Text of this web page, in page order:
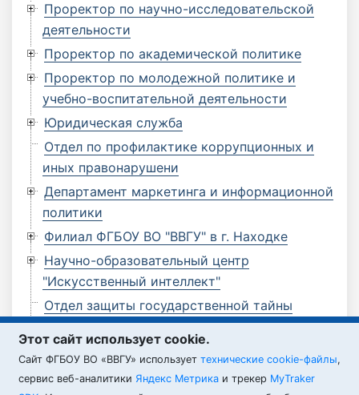
Проректор по научно-исследовательской
деятельности
Проректор по академической политике
Проректор по молодежной политике и
учебно-воспитательной деятельности
Юридическая служба
Отдел по профилактике коррупционных и
иных правонарушени
Департамент маркетинга и информационной
политики
Филиал ФГБОУ ВО "ВВГУ" в г. Находке
Научно-образовательный центр
"Искусственный интеллект"
Отдел защиты государственной тайны
Отдел по мобилизационной работе
Филиал ФГБОУ ВО "ВВГУ" в г. Артеме
Филиал ФГБОУ ВО "ВВГУ" в г. Уссурийске
Этот сайт использует cookie.
Cайт ФГБОУ ВО «ВВГУ» использует технические cookie-файлы,
сервис веб-аналитики Яндекс Метрика и трекер MyTraker